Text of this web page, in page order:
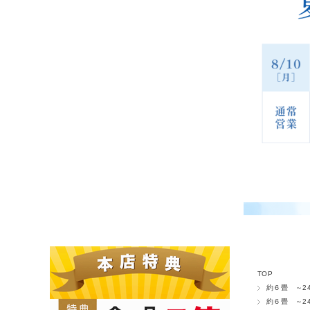
TOP
約６畳 ～
約６畳 ～